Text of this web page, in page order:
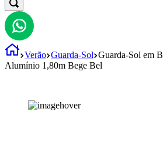
Verão Guarda-Sol Guarda-Sol em
Alumínio 1,80m Bege Bel